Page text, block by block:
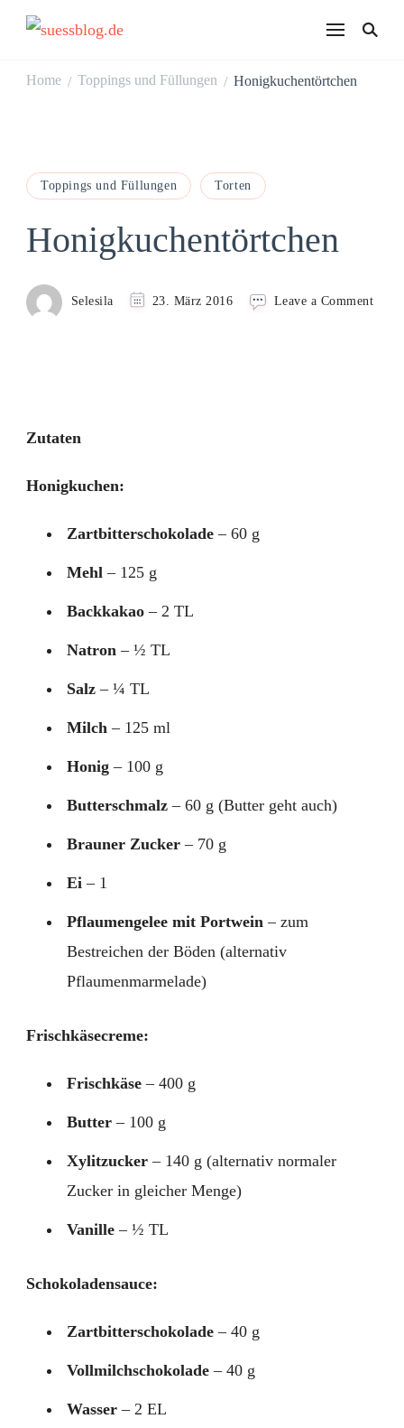
Home / Toppings und Füllungen / Honigkuchentörtchen
Toppings und Füllungen Torten
Honigkuchentörtchen
Selesila 23. März 2016 Leave a Commenton
Zutaten
Honigkuchen:
Zartbitterschokolade – 60 g
Mehl – 125 g
Backkakao – 2 TL
Natron – ½ TL
Salz – ¼ TL
Milch – 125 ml
Honig – 100 g
Butterschmalz – 60 g (Butter geht auch)
Brauner Zucker – 70 g
Ei – 1
Pflaumengelee mit Portwein – zum
Bestreichen der Böden (alternativ
Pflaumenmarmelade)
Frischkäsecreme:
Frischkäse – 400 g
Butter – 100 g
Xylitzucker – 140 g (alternativ normaler
Zucker in gleicher Menge)
Vanille – ½ TL
Schokoladensauce:
Zartbitterschokolade – 40 g
Vollmilchschokolade – 40 g
Wasser – 2 EL